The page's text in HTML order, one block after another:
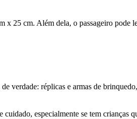
25 cm. Além dela, o passageiro
de verdade: réplicas e armas de
especialmente se tem crianças